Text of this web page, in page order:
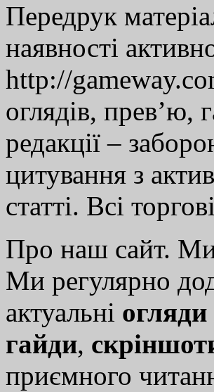
Передрук
наявності
http://
оглядів, прев’ю,
редакції –
цитування з
статті. Всі
Про наш сайт.
Ми регулярно
актуальні огляди
гайди,
приємного